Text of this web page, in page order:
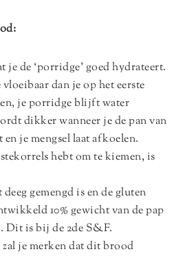
je de ‘porridge’ goed hydrateert.
dan je op het eerste
je porridge blijft water
dikker wanneer je de pan van
je mengsel laat afkoelen.
hebt om te kiemen, is
gemengd is en de gluten
10% gewicht van de pap
Dit is bij de 2de S&F.
je merken dat dit brood